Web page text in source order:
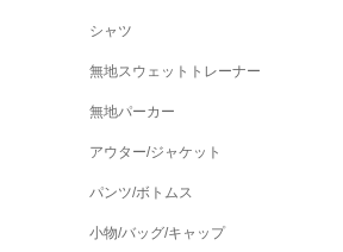
シャツ
無地スウェットトレーナー
無地パーカー
アウター/ジャケット
パンツ/ボトムス
小物/バッグ/キャップ